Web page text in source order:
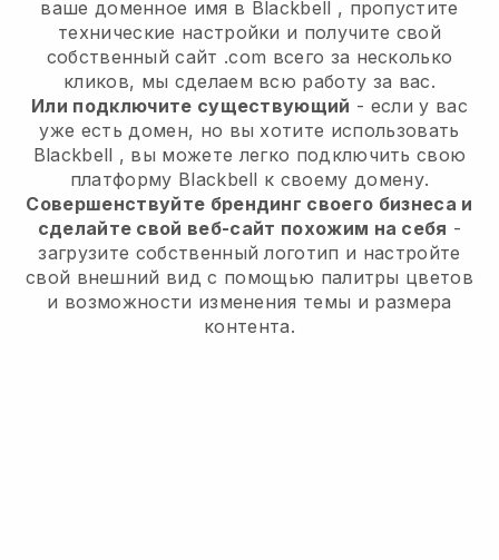
ваше доменное имя в Blackbell , пропустите
технические настройки и получите свой
собственный сайт .com всего за несколько
кликов, мы сделаем всю работу за вас.
Или подключите существующий - если у вас
уже есть домен, но вы хотите использовать
Blackbell , вы можете легко подключить свою
платформу Blackbell к своему домену.
Совершенствуйте брендинг своего бизнеса и
сделайте свой веб-сайт похожим на себя -
загрузите собственный логотип и настройте
свой внешний вид с помощью палитры цветов
и возможности изменения темы и размера
контента.